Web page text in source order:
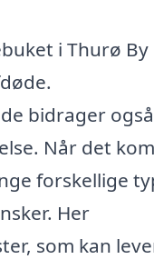
i Thurø By
bidrager
Når det
forskellige
Her
som kan